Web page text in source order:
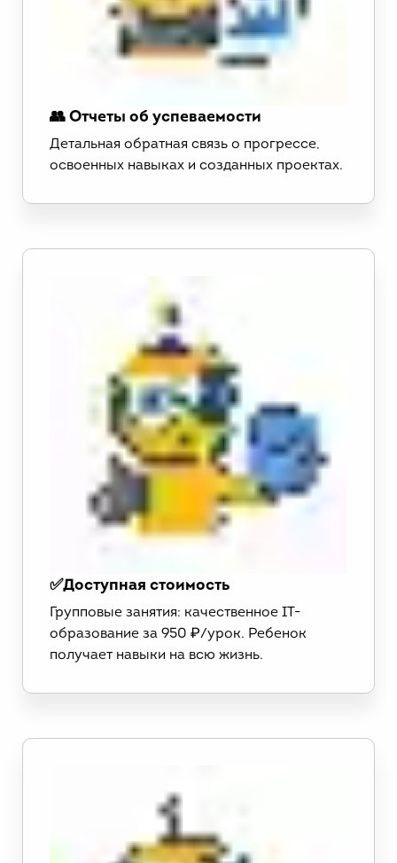
👥 Отчеты об успеваемости
Детальная обратная связь о прогрессе,
освоенных навыках и созданных проектах.
✅Доступная стоимость
Групповые занятия: качественное IT-
образование за 950 ₽/урок. Ребенок
получает навыки на всю жизнь.